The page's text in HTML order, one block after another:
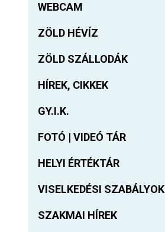
WEBCAM
ZÖLD HÉVÍZ
ZÖLD SZÁLLODÁK
HÍREK, CIKKEK
GY.I.K.
FOTÓ | VIDEÓ TÁR
HELYI ÉRTÉKTÁR
VISELKEDÉSI SZABÁLYOK
SZAKMAI HÍREK